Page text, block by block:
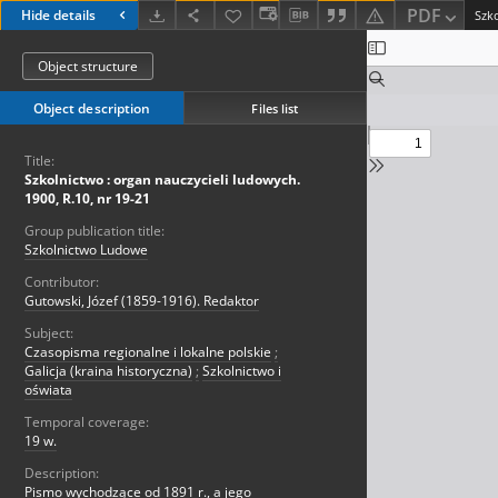
Hide details PDF
Object structure
Object description Files list
Title:
Szkolnictwo : organ nauczycieli ludowych.
1900, R.10, nr 19-21
Group publication title:
Szkolnictwo Ludowe
Contributor:
Gutowski, Józef (1859-1916). Redaktor
Subject:
Czasopisma regionalne i lokalne polskie ;
Galicja (kraina historyczna) ; Szkolnictwo i
oświata
Temporal coverage:
19 w.
Description:
Pismo wychodzące od 1891 r., a jego